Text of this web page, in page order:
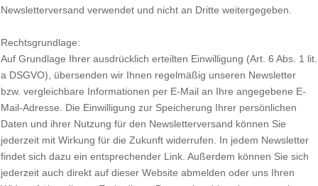
Newsletterversand verwendet und nicht an Dritte weitergegeben.
Rechtsgrundlage:
Auf Grundlage Ihrer ausdrücklich erteilten Einwilligung (Art. 6 Abs. 1 lit.
a DSGVO), übersenden wir Ihnen regelmäßig unseren Newsletter
bzw. vergleichbare Informationen per E-Mail an Ihre angegebene E-
Mail-Adresse. Die Einwilligung zur Speicherung Ihrer persönlichen
Daten und ihrer Nutzung für den Newsletterversand können Sie
jederzeit mit Wirkung für die Zukunft widerrufen. In jedem Newsletter
findet sich dazu ein entsprechender Link. Außerdem können Sie sich
jederzeit auch direkt auf dieser Website abmelden oder uns Ihren